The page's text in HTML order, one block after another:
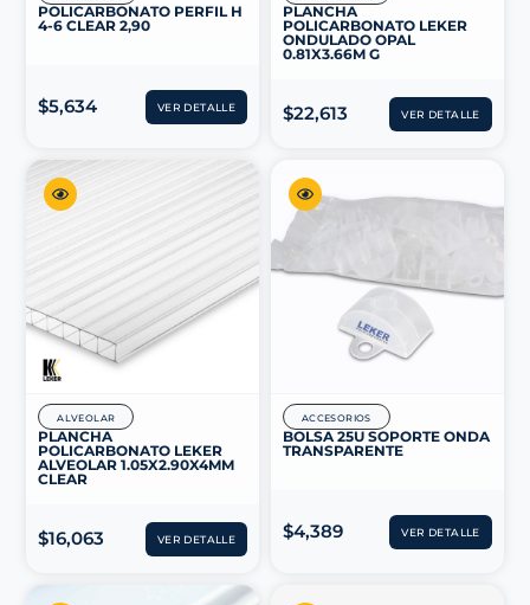
POLICARBONATO PERFIL H
4-6 CLEAR 2,90
$5,634 VER DETALLE
PLANCHA
POLICARBONATO LEKER
ONDULADO OPAL
0.81X3.66M G
$22,613 VER DETALLE
ALVEOLAR
PLANCHA
POLICARBONATO LEKER
ALVEOLAR 1.05X2.90X4MM
CLEAR
$16,063 VER DETALLE
ACCESORIOS
BOLSA 25U SOPORTE ONDA
TRANSPARENTE
$4,389 VER DETALLE